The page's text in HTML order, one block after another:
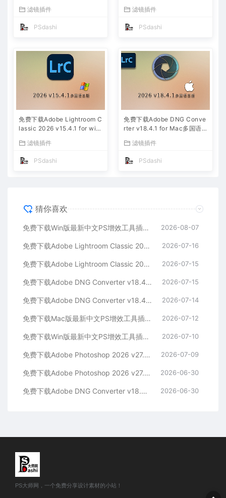
后期一键安装包预设Lrc照片
文件文档格式打开处理编辑
滤镜插件
PSdashi
安装包摄影后期照片图片编辑
工具
滤镜插件
PSdashi
免费下载Adobe Lightroom C
lassic 2026 v15.4.1 for win
安装包摄影后期照片图片编辑
工具
滤镜插件
PSdashi
免费下载Adobe DNG Conve
rter v18.4.1 for Mac多国语
照片格式转换器Lrc数字负片P
S插件软件工具
滤镜插件
PSdashi
猜你喜欢
免费下载Win版最新中文PS增效工具插件Adobe Camera Raw 2026 ACR v18.5.0 摄影后期一键安装包预设Lrc照片文件文档格式打开处理编辑 2026-08-07
免费下载Adobe Lightroom Classic 2026 v15.4.1 for Mac多国语言版中文LrC软件激活安装包摄影后期照片图片编辑工具 2026-07-16
免费下载Adobe Lightroom Classic 2026 v15.4.1 for win多国语言版中文LrC软件激活安装包摄影后期照片图片编辑工具 2026-07-15
免费下载Adobe DNG Converter v18.4.1 for Mac多国语言中文版安装包图片RAW相机照片格式转换器Lrc数字负片PS插件软件工具 2026-07-15
免费下载Adobe DNG Converter v18.4.1 for Win多国语言中文版安装包图片RAW相机照片格式转换器Lrc数字负片PS插件软件工具 2026-07-14
免费下载Mac版最新中文PS增效工具插件Adobe Camera Raw 2026 ACR v18.4.1 摄影后期一键安装包预设Lrc照片文件文档格式打开处理编辑 2026-07-12
免费下载Win版最新中文PS增效工具插件Adobe Camera Raw 2026 ACR v18.4.1 摄影后期一键安装包预设Lrc照片文件文档格式打开处理编辑 2026-07-10
免费下载Adobe Photoshop 2026 v27.8.0.13 for MAC多国语言版正式中文最新PS软件激活一键安装包Ai智能修图设计师平面设计工具 2026-07-09
免费下载Adobe Photoshop 2026 v27.8.0.13 for win多国语言版正式中文最新PS软件激活一键安装包Ai智能修图设计师平面设计工具 2026-06-30
免费下载Adobe DNG Converter v18.4.0 for Mac多国语言中文版安装包图片RAW相机照片格式转换器Lrc数字负片PS插件软件工具 2026-06-30
PS大师网，一个免费分享设计素材的小站！